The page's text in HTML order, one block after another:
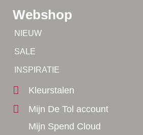
Webshop
NIEUW
SALE
INSPIRATIE
Kleurstalen
Mijn De Tol account
Mijn Spend Cloud